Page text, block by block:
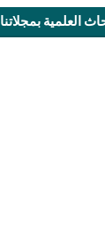
العلمية بمجلاتنا